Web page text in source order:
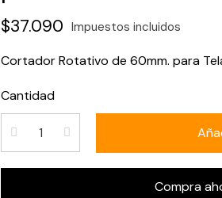
$37.090 Impuestos incluidos
Cortador Rotativo de 60mm. para
Cantidad
Compra